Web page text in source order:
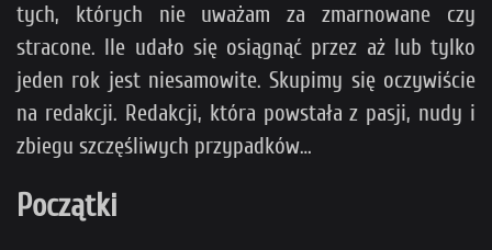
tych, których nie uważam za zmarnowane czy
stracone. Ile udało się osiągnąć przez aż lub tylko
jeden rok jest niesamowite. Skupimy się oczywiście
na redakcji. Redakcji, która powstała z pasji, nudy i
zbiegu szczęśliwych przypadków…
Początki